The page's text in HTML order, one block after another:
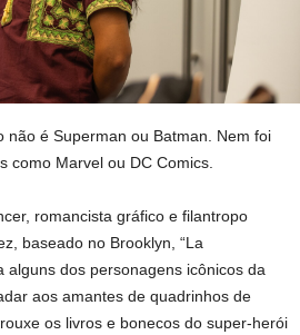
não é Superman ou Batman. Nem foi
como Marvel ou DC Comics.
romancista gráfico e filantropo
baseado no Brooklyn, “La
alguns dos personagens icônicos da
aos amantes de quadrinhos de
os livros e bonecos do super-herói